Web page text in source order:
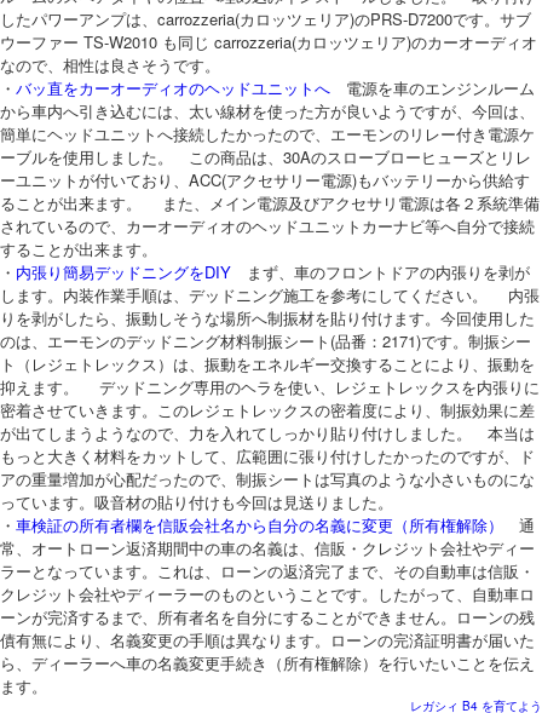
したパワーアンプは、carrozzeria(カロッツェリア)のPRS-D7200です。サブ
ウーファー TS-W2010 も同じ carrozzeria(カロッツェリア)のカーオーディオ
なので、相性は良さそうです。
・ バッ直をカーオーディオのヘッドユニットへ 電源を車のエンジンルーム
から車内へ引き込むには、太い線材を使った方が良いようですが、今回は、
簡単にヘッドユニットへ接続したかったので、エーモンのリレー付き電源ケ
ーブルを使用しました。 この商品は、30Aのスローブローヒューズとリレ
ーユニットが付いており、ACC(アクセサリー電源)もバッテリーから供給す
ることが出来ます。 また、メイン電源及びアクセサリ電源は各２系統準備
されているので、カーオーディオのヘッドユニットカーナビ等へ自分で接続
することが出来ます。
・ 内張り簡易デッドニングをDIY まず、車のフロントドアの内張りを剥が
します。内装作業手順は、デッドニング施工を参考にしてください。 内張
りを剥がしたら、振動しそうな場所へ制振材を貼り付けます。今回使用した
のは、エーモンのデッドニング材料制振シート(品番：2171)です。制振シー
ト（レジェトレックス）は、振動をエネルギー交換することにより、振動を
抑えます。 デッドニング専用のヘラを使い、レジェトレックスを内張りに
密着させていきます。このレジェトレックスの密着度により、制振効果に差
が出てしまうようなので、力を入れてしっかり貼り付けしました。 本当は
もっと大きく材料をカットして、広範囲に張り付けしたかったのですが、ド
アの重量増加が心配だったので、制振シートは写真のような小さいものにな
っています。吸音材の貼り付けも今回は見送りました。
・ 車検証の所有者欄を信販会社名から自分の名義に変更（所有権解除）
通
常、オートローン返済期間中の車の名義は、信販・クレジット会社やディー
ラーとなっています。これは、ローンの返済完了まで、その自動車は信販・
クレジット会社やディーラーのものということです。したがって、自動車ロ
ーンが完済するまで、所有者名を自分にすることができません。ローンの残
債有無により、名義変更の手順は異なります。ローンの完済証明書が届いた
ら、ディーラーへ車の名義変更手続き（所有権解除）を行いたいことを伝え
ます。
レガシィ B4 を育てよう